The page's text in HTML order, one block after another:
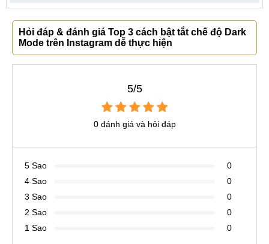
Hỏi đáp & đánh giá Top 3 cách bật tắt chế độ Dark
Mode trên Instagram dễ thực hiện
5/5
0 đánh giá và hỏi đáp
5 Sao
0
4 Sao
0
3 Sao
0
2 Sao
0
1 Sao
0